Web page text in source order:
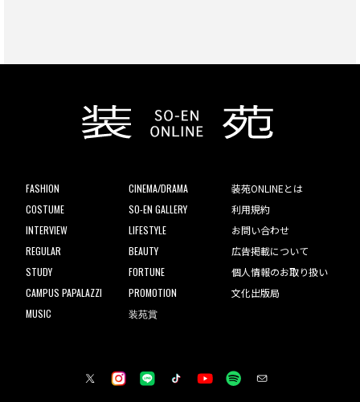
FASHION
COSTUME
INTERVIEW
REGULAR
STUDY
CAMPUS PAPALAZZI
MUSIC
CINEMA/DRAMA
SO-EN GALLERY
LIFESTYLE
BEAUTY
FORTUNE
PROMOTION
装苑賞
装苑ONLINEとは
利用規約
お問い合わせ
広告掲載について
個人情報のお取り扱い
文化出版局